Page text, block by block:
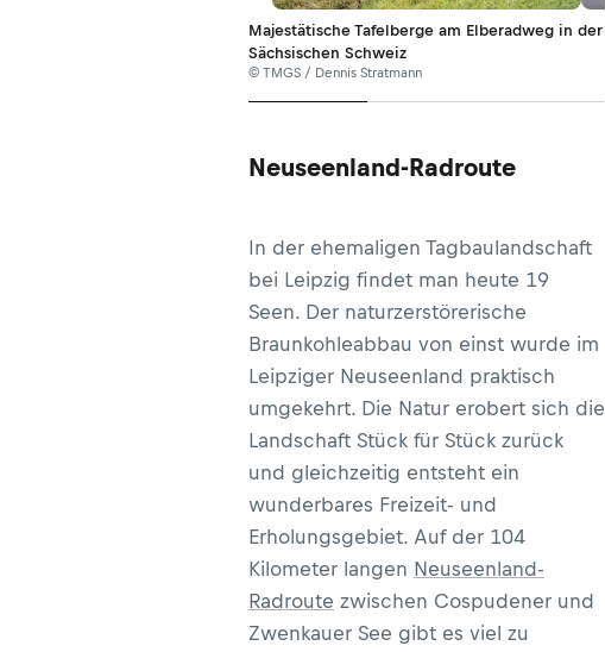
Majestätische Tafelberge am Elberadweg in der
Sächsischen Schweiz
© TMGS / Dennis Stratmann
Neuseenland-Radroute
In der ehemaligen Tagbaulandschaft
bei Leipzig findet man heute 19
Seen. Der naturzerstörerische
Braunkohleabbau von einst wurde im
Leipziger Neuseenland praktisch
umgekehrt. Die Natur erobert sich die
Landschaft Stück für Stück zurück
und gleichzeitig entsteht ein
wunderbares Freizeit- und
Erholungsgebiet. Auf der 104
Kilometer langen Neuseenland-
Radroute zwischen Cospudener und
Zwenkauer See gibt es viel zu